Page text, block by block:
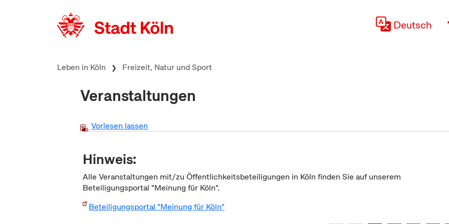
Deutsch
Leben in Köln Freizeit, Natur und Sport
Veranstaltungen
Vorlesen lassen
Hinweis:
Alle Veranstaltungen mit/zu Öffentlichkeitsbeteiligungen in Köln finden Sie auf unserem
Beteiligungsportal "Meinung für Köln".
Beteiligungsportal "Meinung für Köln"